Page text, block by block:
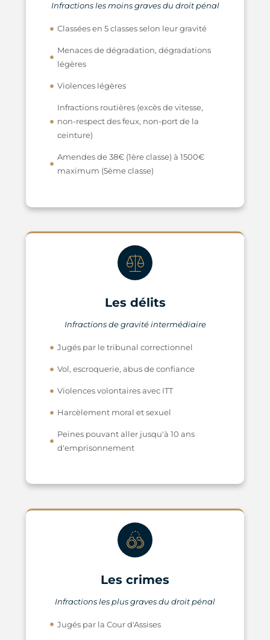
Infractions les moins graves du droit pénal
Classées en 5 classes selon leur gravité
Menaces de dégradation, dégradations
légères
Violences légères
Infractions routières (excès de vitesse,
non-respect des feux, non-port de la
ceinture)
Amendes de 38€ (1ère classe) à 1500€
maximum (5ème classe)
Les délits
Infractions de gravité intermédiaire
Jugés par le tribunal correctionnel
Vol, escroquerie, abus de confiance
Violences volontaires avec ITT
Harcèlement moral et sexuel
Peines pouvant aller jusqu'à 10 ans
d'emprisonnement
Les crimes
Infractions les plus graves du droit pénal
Jugés par la Cour d'Assises